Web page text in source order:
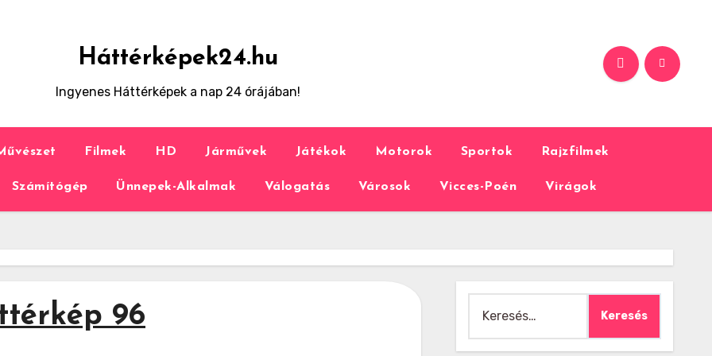
Háttérképek24.hu
Ingyenes Háttérképek a nap 24 órájában!
Filmek HD Járművek Játékok Motorok Sportok Rajzfilmek
Számítógép Ünnepek-Alkalmak Válogatás Városok Vicces-Poén Virágok
96